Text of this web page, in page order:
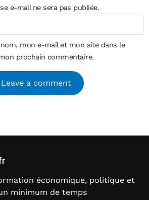
e-mail ne sera pas publiée.
mon e-mail et mon site dans le
prochain commentaire.
économique, politique et
minimum de temps